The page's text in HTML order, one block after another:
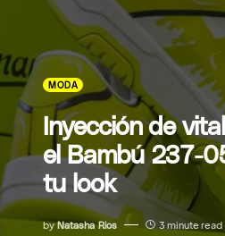
MODA
Inyección de
el Bambú 237-
tu look
by Natasha Rios 3 minute read